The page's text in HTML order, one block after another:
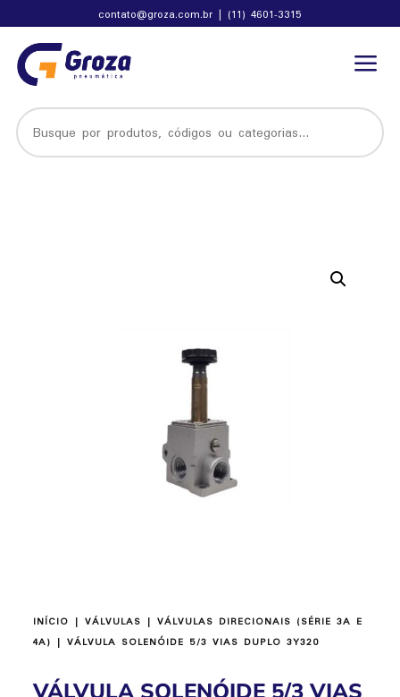
contato@groza.com.br | (11) 4601-3315
a
INÍCIO |VÁLVULAS |VÁLVULAS DIRECIONAIS (SÉRIE 3A E
4A) | VÁLVULA SOLENÓIDE 5/3 VIAS DUPLO 3Y320
VÁLVULA SOLENÓIDE 5/3 VIAS